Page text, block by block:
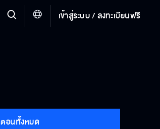
เข้าสู่ระบบ / ลงทะเบียนฟรี
ตอนทั้งหมด